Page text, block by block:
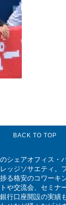
BACK TO TOP
シェアオフィス・
ッジソサエティ。
る格安のコワーキ
や交流会、セミナ
行口座開設の実績